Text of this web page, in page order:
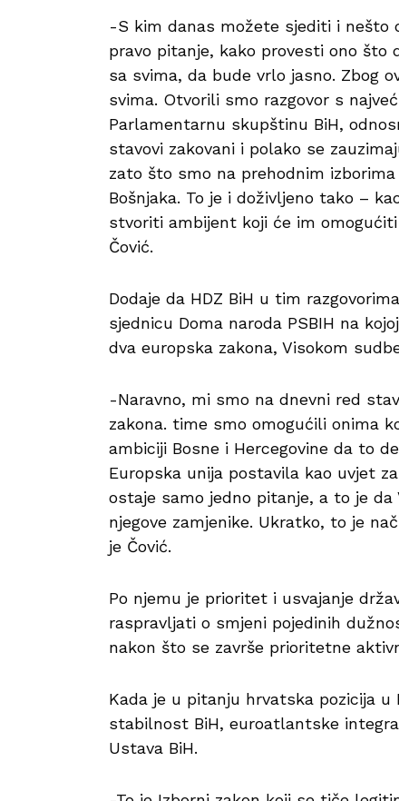
-S kim danas možete sjediti i nešto
pravo pitanje, kako provesti ono što
sa svima, da bude vrlo jasno. Zbog
svima. Otvorili smo razgovor s
Parlamentarnu skupštinu BiH,
stavovi zakovani i polako se
zato što smo na prehodnim
Bošnjaka. To je i doživljeno tako –
stvoriti ambijent koji će im
Čović.
Dodaje da HDZ BiH u tim
sjednicu Doma naroda PSBIH na
dva europska zakona, Visokom
-Naravno, mi smo na dnevni red
zakona. time smo omogućili onima
ambiciji Bosne i Hercegovine da to
Europska unija postavila kao uvjet
ostaje samo jedno pitanje, a to je
njegove zamjenike. Ukratko, to je
je Čović.
Po njemu je prioritet i usvajanje
raspravljati o smjeni pojedinih
nakon što se završe prioritetne
Kada je u pitanju hrvatska pozicija
stabilnost BiH, euroatlantske
Ustava BiH.